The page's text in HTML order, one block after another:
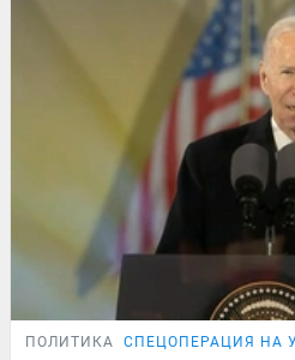
ПОЛИТИКА СПЕЦОПЕРАЦИЯ НА